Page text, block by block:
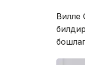
Вилле